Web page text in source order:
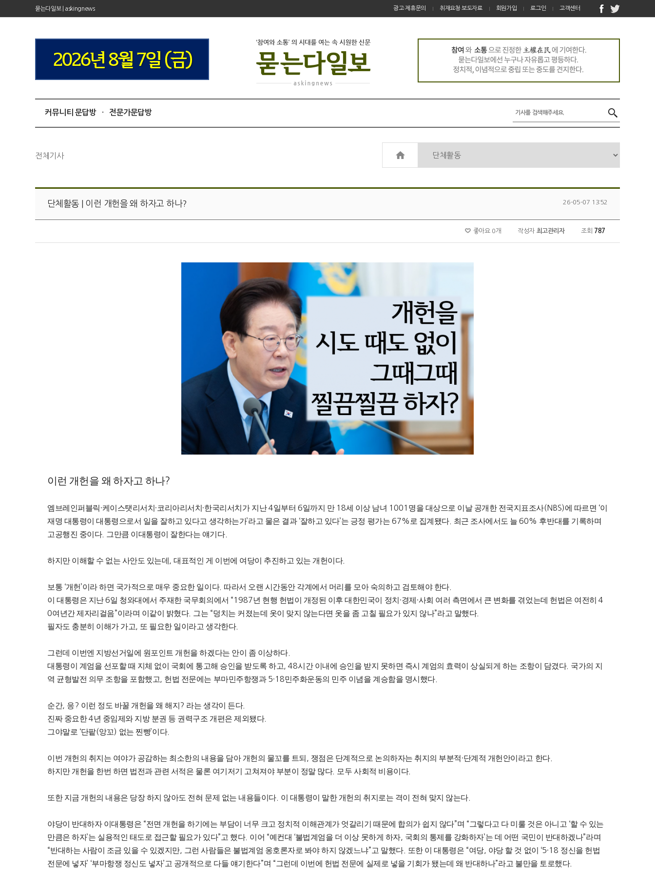
묻는다일보 | askingnews 광고·제휴문의 취재요청·보도자료 회원가입 로그인 고객센터
커뮤니티 문답방 · 전문가문답방
전체기사
단체활동 | 이런 개헌을 왜 하자고 하나? 26-05-07 13:52
좋아요 0개 작성자 최고관리자 조회 787
이런 개헌을 왜 하자고 하나?
엠브레인퍼블릭·케이스탯리서치 ·코리아리서치 ·한국리서치가 지난4일부터 6일까지 만 18세 이상 남녀 1001 명을 대상으로 이날 공개한 전국지표조사(NBS)에 따르면 ‘이
재명 대통령이 대통령으로서 일을 잘하고 있다고 생각하는가’라고 물은 결과 ‘잘하고 있다’는 긍정 평가는 67% 로 집계됐다. 최근 조사에서도 늘60% 후반대를 기록하며
고공행진 중이다. 그만큼 이대통령이 잘한다는 얘기다.
하지만 이해할 수 없는 사안도 있는데 ,대표적인 게 이번에 여당이 추진하고 있는 개헌이다.
보통 ‘개헌’이라 하면 국가적으로 매우 중요한 일이다. 따라서 오랜 시간동안 각계에서 머리를 모아 숙의하고 검토해야 한다.
이 대통령은 지난6일 청와대에서 주재한 국무회의에서 “1987년 현행 헌법이 개정된 이후 대한민국이 정치 ·경제 ·사회 여러 측면에서 큰 변화를 겪었는데 헌법은 여전히4
0여년간 제자리걸음”이라며 이같이 밝혔다. 그는 “덩치는 커졌는데 옷이 맞지 않는다면 옷을 좀 고칠 필요가 있지 않나”라고 말했다.
필자도 충분히 이해가 가고 또 필요한 일이라고 생각한다.
그런데 이번엔 지방선거일에 원포인트 개헌을 하겠다는 안이 좀 이상하다.
대통령이 계엄을 선포할 때 지체 없이 국회에 통고해 승인을 받도록 하고 , 48시간 이내에 승인을 받지 못하면 즉시 계엄의 효력이 상실되게 하는 조항이 담겼다. 국가의 지
역 균형발전 의무 조항을 포함했고
헌법 전문에는 부마민주항쟁과 5·18민주화운동의 민주 이념을 계승함을 명시했다.
순간, 응? 이런 정도 바꿀 개헌을 왜 해지 ? 라는 생각이 든다.
진짜 중요한4년 중임제와 지방 분권 등 권력구조 개편은 제외됐다.
그야말로 ‘단팥(앙꼬) 없는 찐빵’이다.
이번 개헌의 취지는 여야가 공감하는 최소한의 내용을 담아 개헌의 물꼬를 트되 쟁점은 단계적으로 논의하자는 취지의 부분적·단계적 개헌안이라고 한다.
하지만 개헌을 한번 하면 법전과 관련 서적은 물론 여기저기 고쳐져야 부분이 정말 많다. 모두 사회적 비용이다.
또한 지금 개헌의 내용은 당장 하지 않아도 전혀 문제 없는 내용들이다. 이 대통령이 말한 개헌의 취지로는 격이 전혀 맞지 않는다.
야당이 반대하자 이대통령은 “전면 개헌을 하기에는 부담이 너무 크고 정치적 이해관계가 엇갈리기 때문에 합의가 쉽지 않다”며 “그렇다고 다 미룰 것은 아니고 ‘할 수 있는
만큼은 하자’는 실용적인 태도로 접근할 필요가 있다”고 했다. 이어 “예컨대 ‘불법계엄을 더 이상 못하게 하자, 국회의 통제를 강화하자’는 데 어떤 국민이 반대하겠나”라며
“반대하는 사람이 조금 있을 수 있겠지만, 그런 사람들은 불법계엄 옹호론자로 봐야 하지 않겠느냐”고 말했다. 또한 이 대통령은 “여당, 야당 할 것 없이 ‘5·18 정신을 헌법
전문에 넣자’ ‘부마항쟁 정신도 넣자’고 공개적으로 다들 얘기한다”며 “그런데 이번에 헌법 전문에 실제로 넣을 기회가 됐는데 왜 반대하나”라고 불만을 토로했다.